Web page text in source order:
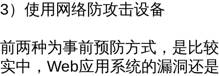
3）使用网络防攻击设备
前两种为事前预防方式，是比
实中，Web应用系统的漏洞还